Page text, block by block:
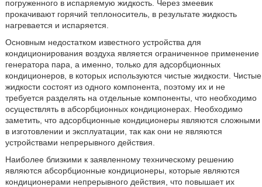
погруженного в испаряемую жидкость. Через змеевик
прокачивают горячий теплоноситель, в результате жидкость
нагревается и испаряется.
Основным недостатком известного устройства для
кондиционирования воздуха является ограниченное применение
генератора пара, а именно, только для адсорбционных
кондиционеров, в которых используются чистые жидкости. Чистые
жидкости состоят из одного компонента, поэтому их и не
требуется разделять на отдельные компоненты, что необходимо
осуществлять в абсорбционных кондиционерах. Необходимо
заметить, что адсорбционные кондиционеры являются сложными
в изготовлении и эксплуатации, так как они не являются
устройствами непрерывного действия.
Наиболее близкими к заявленному техническому решению
являются абсорбционные кондиционеры, которые являются
кондиционерами непрерывного действия, что повышает их